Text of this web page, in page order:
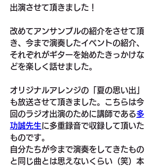
出演させて頂きました！
改めてアンサンブルの紹介をさせて頂
き、今まで演奏したイベントの紹介、
それぞれがギターを始めたきっかけな
どを楽しく話せました。
オリジナルアレンジの「夏の思い出」
も放送させて頂きました。こちらは今
回のラジオ出演のために講師である多
功誠先生に多重録音で収録して頂いた
ものです。
自分たちが今まで演奏をしてきたもの
と同じ曲とは思えないくらい（笑）本